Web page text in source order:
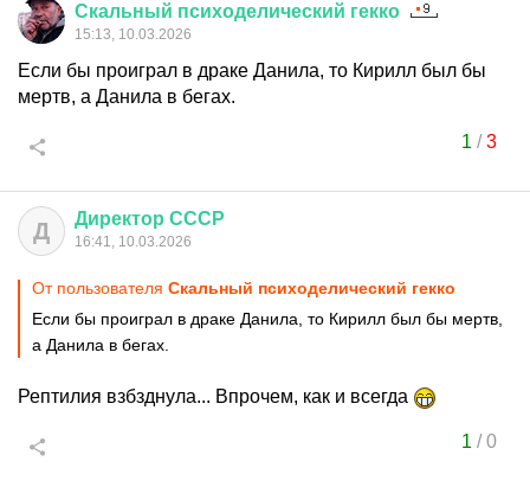
Скальный психоделический гекко
15:13, 10.03.2026
Если бы проиграл в драке Данила, то Кирилл был бы
мертв, а Данила в бегах.
1 /3
Д Директор СССР
16:41, 10.03.2026
От пользователя Скальный психоделический гекко
Если бы проиграл в драке Данила, то Кирилл был бы мертв,
а Данила в бегах.
Рептилия взбзднула... Впрочем, как и всегда
1 /0